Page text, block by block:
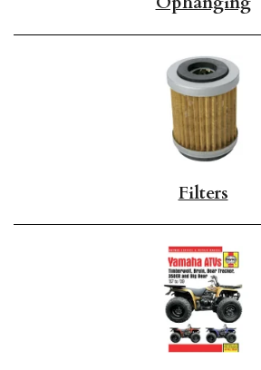
Filters